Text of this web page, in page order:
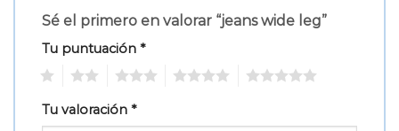
Sé el primero en valorar “jeans wide leg”
Tu puntuación *
Tu valoración *